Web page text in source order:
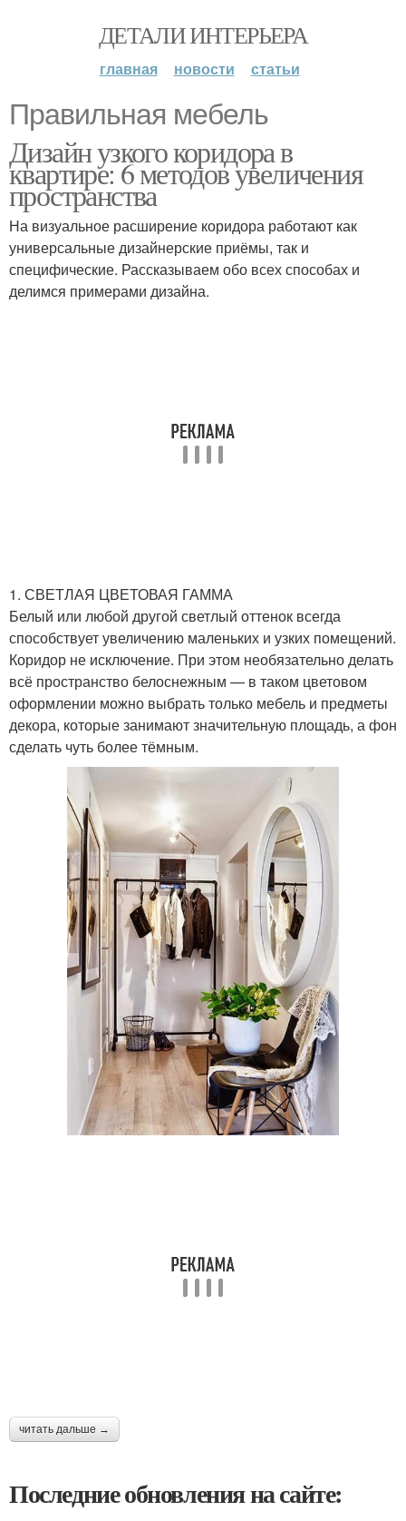
ДЕТАЛИ ИНТЕРЬЕРА
главная новости статьи
Правильная мебель
Дизайн узкого коридора в
квартире: 6 методов увеличения
пространства
На визуальное расширение коридора работают как
универсальные дизайнерские приёмы, так и
специфические. Рассказываем обо всех способах и
делимся примерами дизайна.
1. СВЕТЛАЯ ЦВЕТОВАЯ ГАММА
Белый или любой другой светлый оттенок всегда
способствует увеличению маленьких и узких помещений.
Коридор не исключение. При этом необязательно делать
всё пространство белоснежным — в таком цветовом
оформлении можно выбрать только мебель и предметы
декора, которые занимают значительную площадь, а фон
сделать чуть более тёмным.
читать дальше →
Последние обновления на сайте: